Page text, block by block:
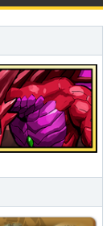
645
767
545
645